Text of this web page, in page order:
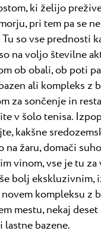
ki želijo
pri tem pa se
so vse prednosti
na voljo številne
ob obali, ob poti
ali kompleks z
za sončenje in
v šolo tenisa.
kakšne
žaru, domači
vinom, vse je tu za
bolj ekskluzivnim,
kompleksu z
mestu, nekaj
bazene.